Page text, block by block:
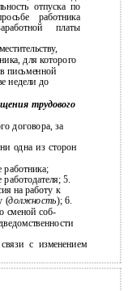
отпуска по
работника
платы
для которого
в письменной
недели до
трудового
договора, за
одна из сторон
работника;
5.
на работу к
(должность); 6.
сменой соб-
с изменением